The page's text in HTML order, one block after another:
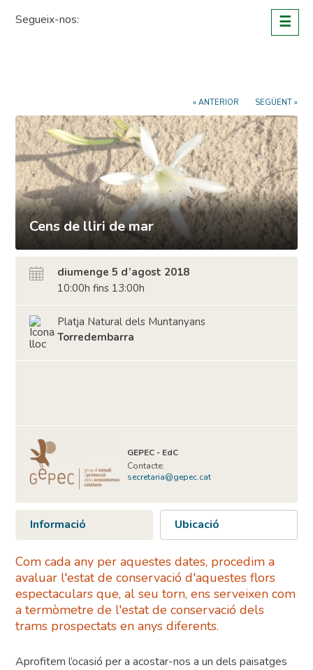
Segueix-nos: ☰
« ANTERIOR SEGÜENT »
Cens de lliri de mar
diumenge 5 d’agost 2018
10:00h fins 13:00h
Platja Natural dels Muntanyans
Torredembarra
GEPEC - EdC
Contacte:
secretaria@gepec.cat
Informació Ubicació
Com cada any per aquestes dates, procedim a
avaluar l'estat de conservació d'aquestes flors
espectaculars que, al seu torn, ens serveixen com
a termòmetre de l'estat de conservació dels
trams prospectats en anys diferents.
Aprofitem l’ocasió per a acostar-nos a un dels paisatges